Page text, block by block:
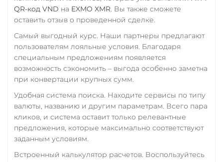
QR-код VND на EXMO XMR. Вы также сможете
оставить отзыв о проведенной сделке.
Самый выгодный курс. Наши партнеры предлагают
пользователям лояльные условия. Благодаря
специальным предложениям появляется
возможность сэкономить – выгода особенно заметна
при конвертации крупных сумм.
Удобная система поиска. Находите сервисы по типу
валюты, названию и другим параметрам. Всего пара
кликов, и система оставит только релевантные
предложения, которые максимально соответствуют
заданным условиям.
Встроенный калькулятор расчетов. Воспользуйтесь